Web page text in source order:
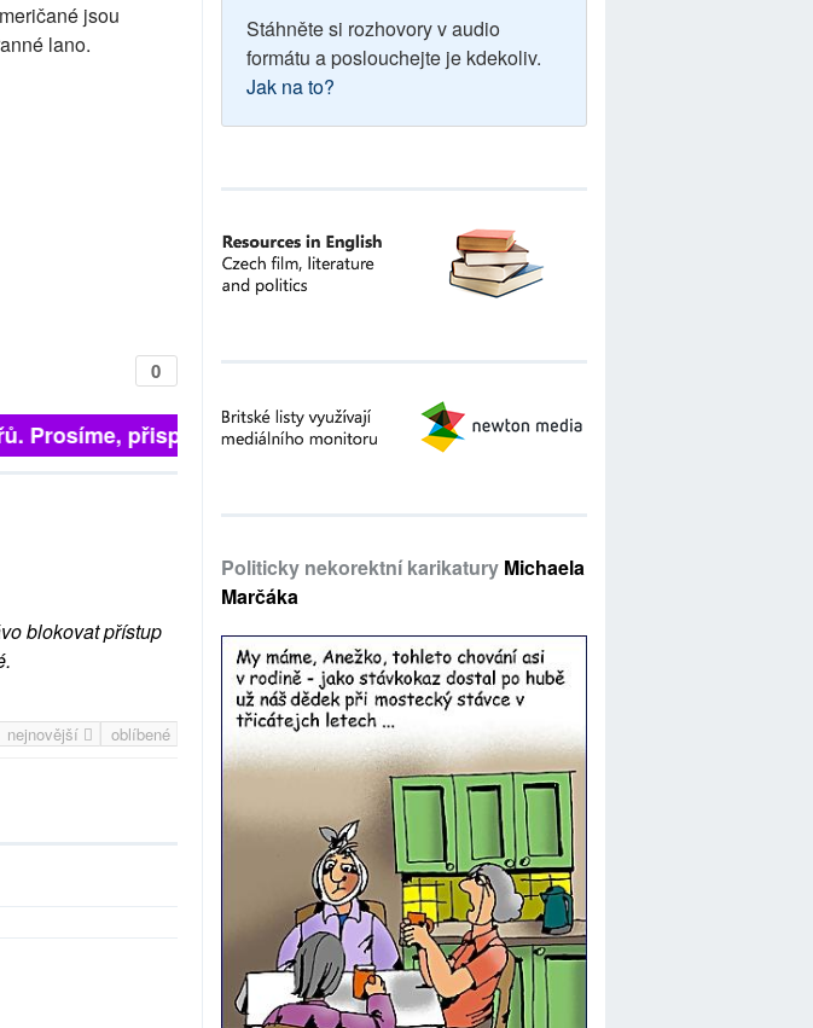
jsou
lano.
0
přispějte. ➥
blokovat přístup
nejnovější oblíbené
Stáhněte si rozhovory v audio
formátu a poslouchejte je kdekoliv.
Jak na to?
Politicky nekorektní karikatury Michaela
Marčáka